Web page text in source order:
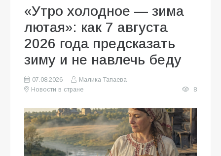
«Утро холодное — зима
лютая»: как 7 августа
2026 года предсказать
зиму и не навлечь беду
07.08.2026
Малика Тапаева
Новости в стране
8